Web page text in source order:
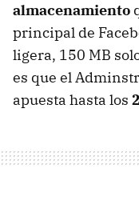
almacenamiento
principal de
ligera, 150 MB
es que el
apuesta hasta los